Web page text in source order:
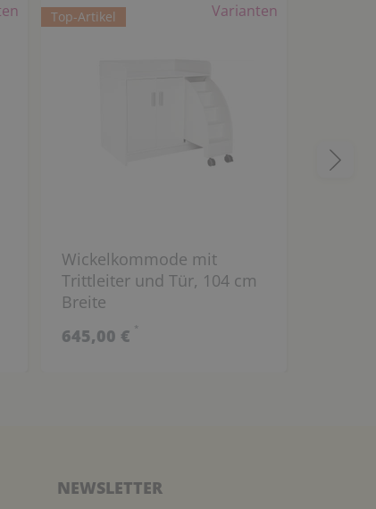
Varianten
Top-Artikel
Wickelkommode mit
Trittleiter und Tür, 104 cm
Breite
645,00 € *
NEWSLETTER